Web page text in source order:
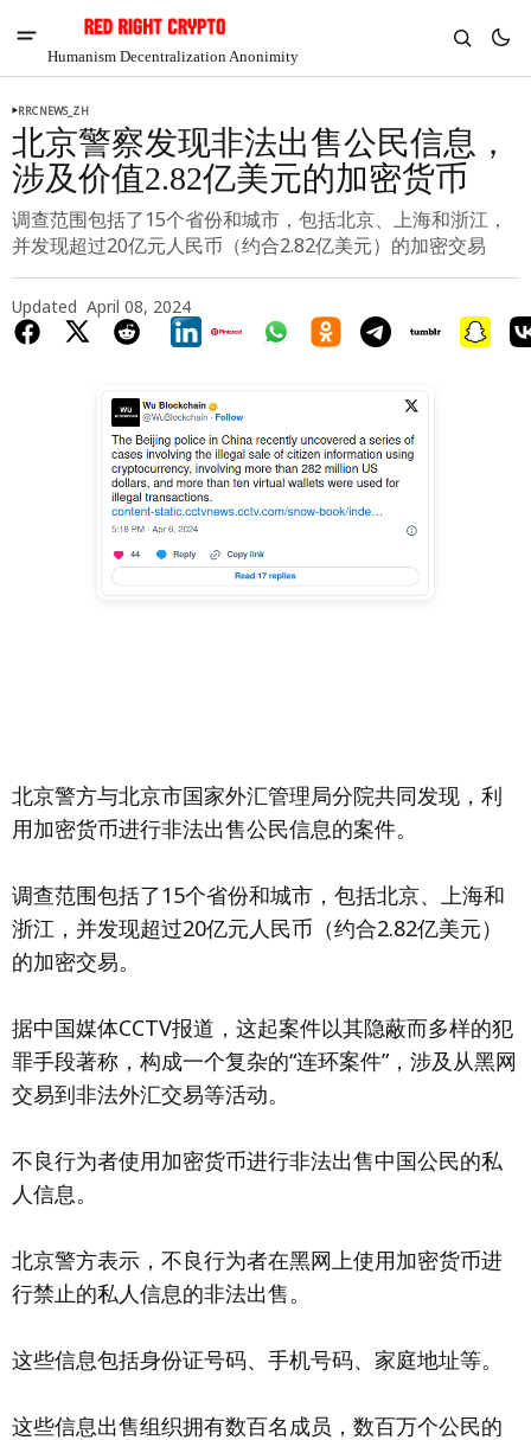
Humanism Decentralization Anonimity
Chia
$1.33
3.22%
RRCNEWS_ZH
北京警察发现非法出售公民信息，
涉及价值2.82亿美元的加密货币
调查范围包括了15个省份和城市，包括北京、上海和浙江，
并发现超过20亿元人民币（约合2.82亿美元）的加密交易
Updated April 08, 2024
北京警方与北京市国家外汇管理局分院共同发现，利
用加密货币进行非法出售公民信息的案件。
调查范围包括了15个省份和城市，包括北京、上海和
浙江，并发现超过20亿元人民币（约合2.82亿美元）
的加密交易。
据中国媒体CCTV报道，这起案件以其隐蔽而多样的犯
罪手段著称，构成一个复杂的“连环案件”，涉及从黑网
交易到非法外汇交易等活动。
不良行为者使用加密货币进行非法出售中国公民的私
人信息。
北京警方表示，不良行为者在黑网上使用加密货币进
行禁止的私人信息的非法出售。
这些信息包括身份证号码、手机号码、家庭地址等。
这些信息出售组织拥有数百名成员，数百万个公民的